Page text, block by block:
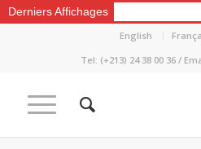
Derniers Affichages
English
Tel: (+213) 24 38 00 36 /